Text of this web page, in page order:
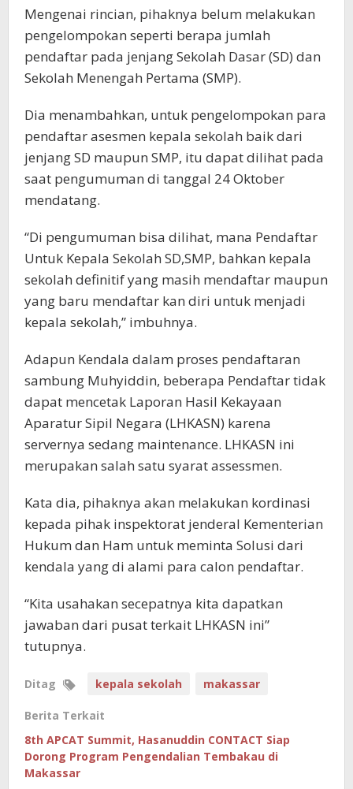
Mengenai rincian, pihaknya belum melakukan
pengelompokan seperti berapa jumlah
pendaftar pada jenjang Sekolah Dasar (SD) dan
Sekolah Menengah Pertama (SMP).
Dia menambahkan, untuk pengelompokan para
pendaftar asesmen kepala sekolah baik dari
jenjang SD maupun SMP, itu dapat dilihat pada
saat pengumuman di tanggal 24 Oktober
mendatang.
“Di pengumuman bisa dilihat, mana Pendaftar
Untuk Kepala Sekolah SD,SMP, bahkan kepala
sekolah definitif yang masih mendaftar maupun
yang baru mendaftar kan diri untuk menjadi
kepala sekolah,” imbuhnya.
Adapun Kendala dalam proses pendaftaran
sambung Muhyiddin, beberapa Pendaftar tidak
dapat mencetak Laporan Hasil Kekayaan
Aparatur Sipil Negara (LHKASN) karena
servernya sedang maintenance. LHKASN ini
merupakan salah satu syarat assessmen.
Kata dia, pihaknya akan melakukan kordinasi
kepada pihak inspektorat jenderal Kementerian
Hukum dan Ham untuk meminta Solusi dari
kendala yang di alami para calon pendaftar.
“Kita usahakan secepatnya kita dapatkan
jawaban dari pusat terkait LHKASN ini”
tutupnya.
Ditag kepala sekolah makassar
Berita Terkait
8th APCAT Summit, Hasanuddin CONTACT Siap
Dorong Program Pengendalian Tembakau di
Makassar